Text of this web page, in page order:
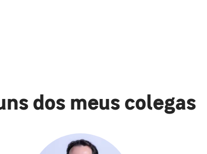
dos meus colegas